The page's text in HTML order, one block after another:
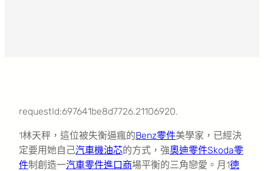
requestId:697641be8d7726.21106920.
1林天秤，這位被失衡逼瘋的Benz零件美學家，已經決
定要用她自己汽車機油芯的方式，強奧迪零件Skoda零
件制創造一汽車零件進口商場平衡的三角戀愛。月1德